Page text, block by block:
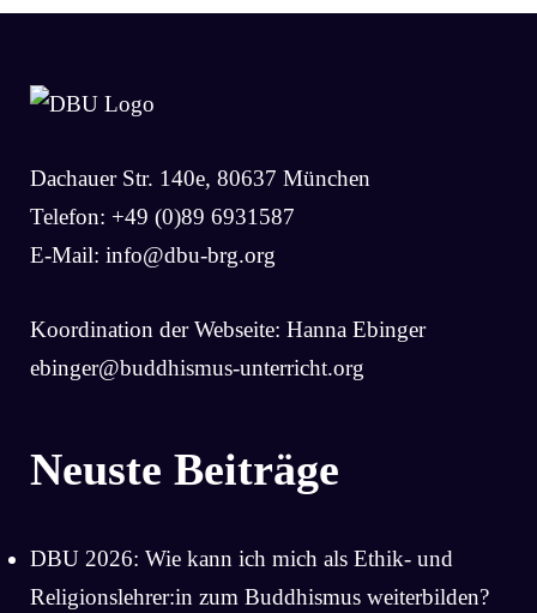
Dachauer Str. 140e, 80637 München
Telefon: +49 (0)89 6931587
E-Mail: info@dbu-brg.org
Koordination der Webseite: Hanna Ebinger
ebinger@buddhismus-unterricht.org
Neuste Beiträge
DBU 2026: Wie kann ich mich als Ethik- und
Religionslehrer:in zum Buddhismus weiterbilden?